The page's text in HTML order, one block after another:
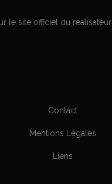
le site officiel du réalisateur
Contact
Mentions Légales
Liens